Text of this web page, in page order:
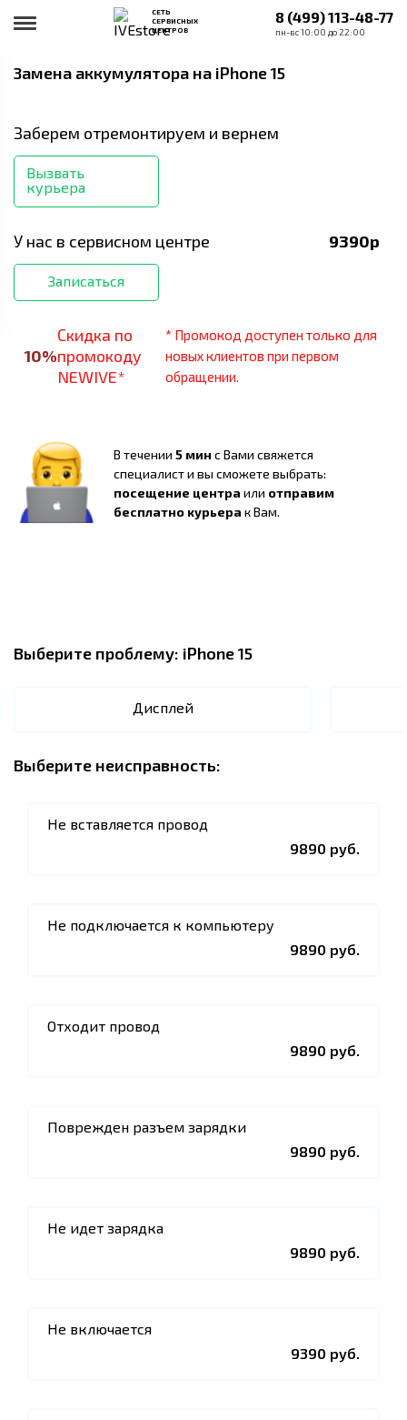
СЕТЬ
СЕРВИСНЫХ
ЦЕНТРОВ
8 (499) 113-48-77
пн-вс 10:00 до 22:00
Замена аккумулятора на iPhone 15
Заберем отремонтируем и вернем
Вызвать
курьера
У нас в сервисном центре 9390р
Записаться
10%
Скидка по
промокоду
NEWIVE*
* Промокод доступен только для
новых клиентов при первом
обращении.
В течении 5 мин с Вами свяжется
специалист и вы сможете выбрать:
посещение центра или отправим
бесплатно курьера к Вам.
Выберите проблему: iPhone 15
Дисплей
Выберите неисправность:
Не вставляется провод
9890 руб.
Не подключается к компьютеру
9890 руб.
Отходит провод
9890 руб.
Поврежден разъем зарядки
9890 руб.
Не идет зарядка
9890 руб.
Не включается
9390 руб.